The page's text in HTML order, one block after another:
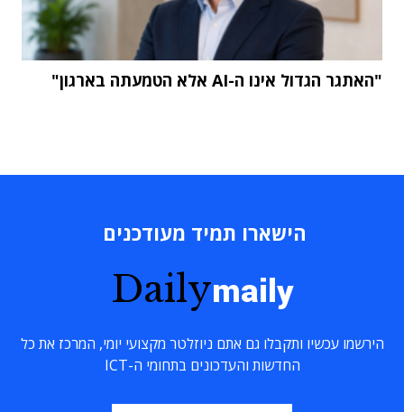
"האתגר הגדול אינו ה-AI אלא הטמעתה בארגון"
הישארו תמיד מעודכנים
Dailymaily
הירשמו עכשיו ותקבלו גם אתם ניוזלטר מקצועי יומי, המרכז את כל
החדשות והעדכונים בתחומי ה-ICT